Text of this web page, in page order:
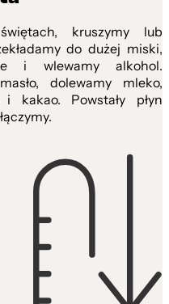
kruszymy lub
do dużej miski,
i wlewamy alkohol.
dolewamy mleko,
kakao. Powstały płyn